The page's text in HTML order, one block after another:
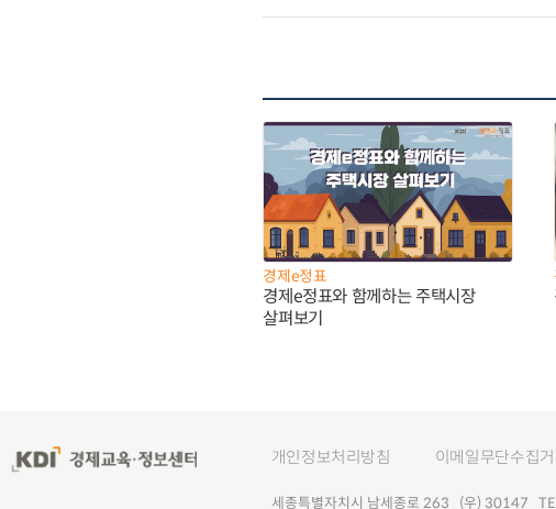
경제e정표
경제e정표와 함께하는 주택시장
살펴보기
개인정보처리방침 이메일무단수집
세종특별자치시 남세종로 263 (우) 30147